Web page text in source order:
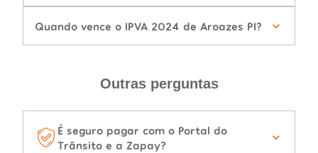
Quando vence o IPVA 2024 de Aroazes PI?
Outras perguntas
É seguro pagar com o Portal do
Trânsito e a Zapay?